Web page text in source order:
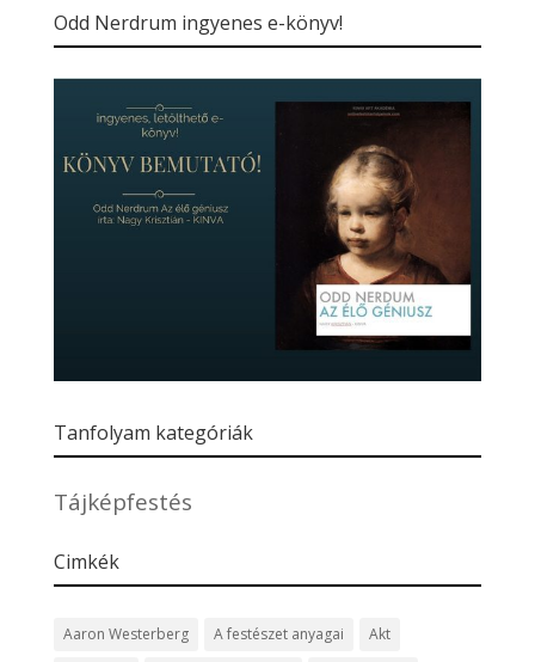
Odd Nerdrum ingyenes e-könyv!
Tanfolyam kategóriák
Tájképfestés
Cimkék
Aaron Westerberg A festészet anyagai
Akt